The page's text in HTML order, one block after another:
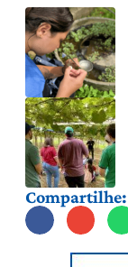
Compartilhe: